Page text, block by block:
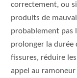
correctement, ou
produits de
probablement pas
prolonger la durée
fissures, réduire
appel au ramoneur